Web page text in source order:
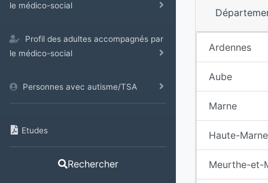
le médico-social
Profil des adultes accompagnés par
le médico-social
Personnes avec autisme/TSA
Etudes
Rechercher
Ardennes
Aube
Marne
Haute-Marne
Meurthe-et-